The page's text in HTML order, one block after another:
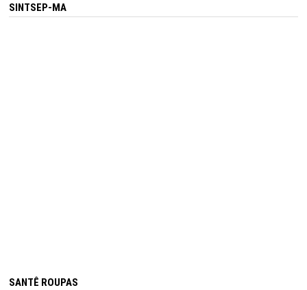
SINTSEP-MA
SANTÊ ROUPAS